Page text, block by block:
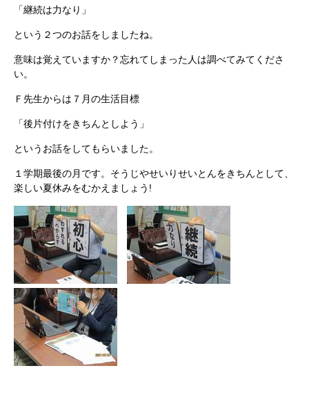
「継続は力なり」
という２つのお話をしましたね。
意味は覚えていますか？忘れてしまった人は調べてみてくださ
い。
Ｆ先生からは７月の生活目標
「後片付けをきちんとしよう」
というお話をしてもらいました。
１学期最後の月です。そうじやせいりせいとんをきちんとして、
楽しい夏休みをむかえましょう!